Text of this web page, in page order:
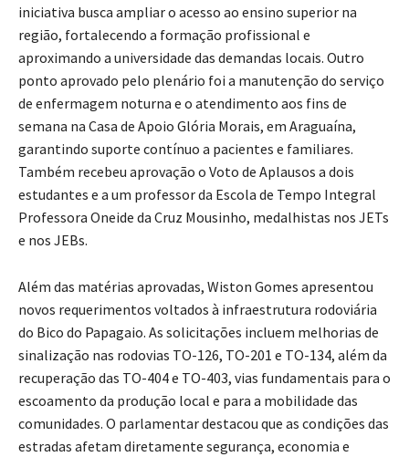
iniciativa busca ampliar o acesso ao ensino superior na
região, fortalecendo a formação profissional e
aproximando a universidade das demandas locais. Outro
ponto aprovado pelo plenário foi a manutenção do serviço
de enfermagem noturna e o atendimento aos fins de
semana na Casa de Apoio Glória Morais, em Araguaína,
garantindo suporte contínuo a pacientes e familiares.
Também recebeu aprovação o Voto de Aplausos a dois
estudantes e a um professor da Escola de Tempo Integral
Professora Oneide da Cruz Mousinho, medalhistas nos JETs
e nos JEBs.
Além das matérias aprovadas, Wiston Gomes apresentou
novos requerimentos voltados à infraestrutura rodoviária
do Bico do Papagaio. As solicitações incluem melhorias de
sinalização nas rodovias TO-126, TO-201 e TO-134, além da
recuperação das TO-404 e TO-403, vias fundamentais para o
escoamento da produção local e para a mobilidade das
comunidades. O parlamentar destacou que as condições das
estradas afetam diretamente segurança, economia e